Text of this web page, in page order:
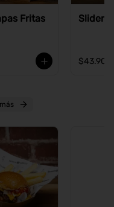
Fritas Sliders
$43.900